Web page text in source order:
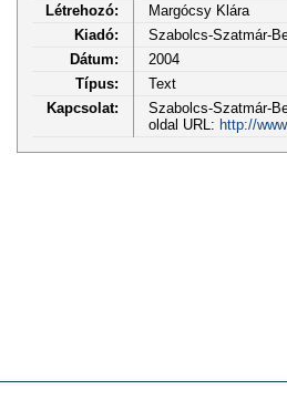
Létrehozó:
Margócsy Klára
Kiadó:
Szabolcs-Szatmár-
Dátum:
2004
Típus:
Text
Kapcsolat:
Szabolcs-Szatmár-
oldal URL: http://